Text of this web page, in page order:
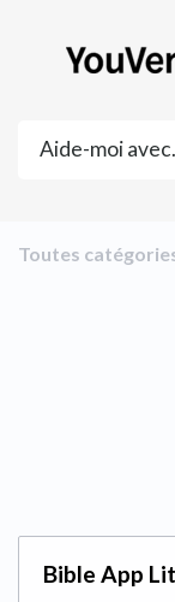
Toutes
Bible App